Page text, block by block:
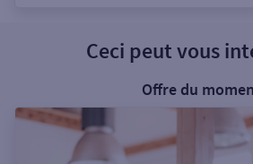
Ceci peut vous
Offre du